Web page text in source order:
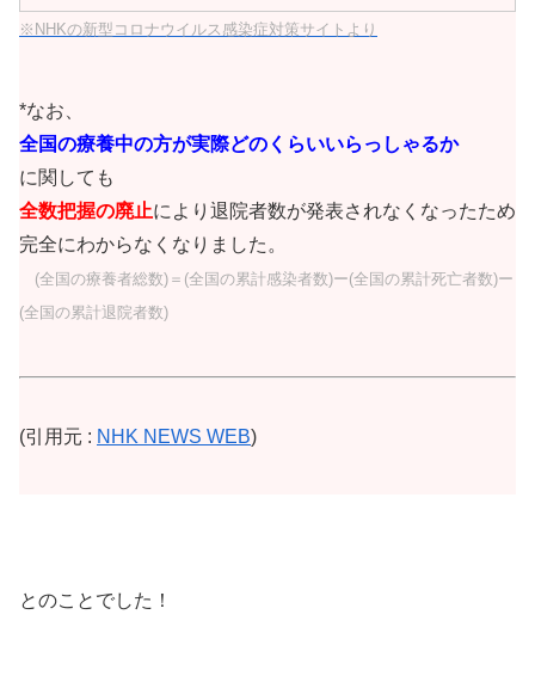
※NHKの新型コロナウイルス感染症対策サイトより
*なお、
全国の療養中の方が実際どのくらいいらっしゃるか
に関しても
全数把握の廃止により退院者数が発表されなくなったため
完全にわからなくなりました。
(全国の療養者総数)＝(全国の累計感染者数)ー(全国の累計死亡者数)ー
(全国の累計退院者数)
(引用元 : NHK NEWS WEB)
とのことでした！